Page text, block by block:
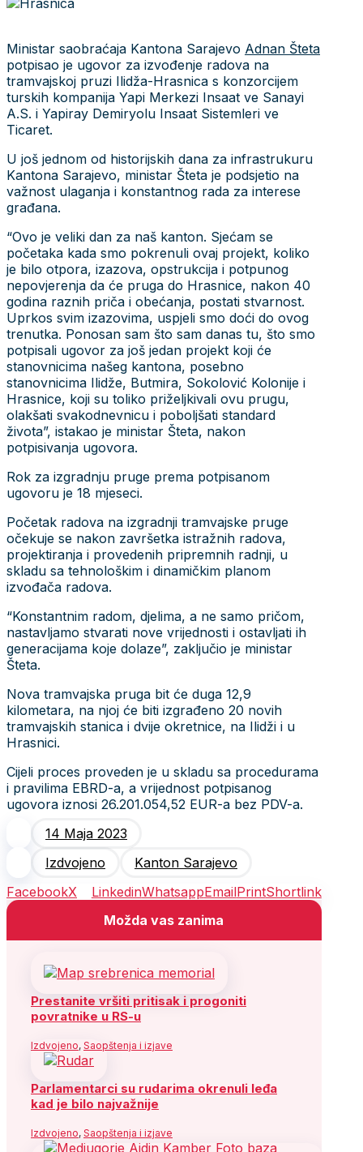
Ministar saobraćaja Kantona Sarajevo Adnan Šteta
potpisao je ugovor za izvođenje radova na
tramvajskoj pruzi Ilidža-Hrasnica s konzorcijem
turskih kompanija Yapi Merkezi Insaat ve Sanayi
A.S. i Yapiray Demiryolu Insaat Sistemleri ve
Ticaret.
U još jednom od historijskih dana za infrastrukuru
Kantona Sarajevo, ministar Šteta je podsjetio na
važnost ulaganja i konstantnog rada za interese
građana.
“Ovo je veliki dan za naš kanton. Sjećam se
početaka kada smo pokrenuli ovaj projekt, koliko
je bilo otpora, izazova, opstrukcija i potpunog
nepovjerenja da će pruga do Hrasnice, nakon 40
godina raznih priča i obećanja, postati stvarnost.
Uprkos svim izazovima, uspjeli smo doći do ovog
trenutka. Ponosan sam što sam danas tu, što smo
potpisali ugovor za još jedan projekt koji će
stanovnicima našeg kantona, posebno
stanovnicima Ilidže, Butmira, Sokolović Kolonije i
Hrasnice, koji su toliko priželjkivali ovu prugu,
olakšati svakodnevnicu i poboljšati standard
života”, istakao je ministar Šteta, nakon
potpisivanja ugovora.
Rok za izgradnju pruge prema potpisanom
ugovoru je 18 mjeseci.
Početak radova na izgradnji tramvajske pruge
očekuje se nakon završetka istražnih radova,
projektiranja i provedenih pripremnih radnji, u
skladu sa tehnološkim i dinamičkim planom
izvođača radova.
“Konstantnim radom, djelima, a ne samo pričom,
nastavljamo stvarati nove vrijednosti i ostavljati ih
generacijama koje dolaze”, zaključio je ministar
Šteta.
Nova tramvajska pruga bit će duga 12,9
kilometara, na njoj će biti izgrađeno 20 novih
tramvajskih stanica i dvije okretnice, na Ilidži i u
Hrasnici.
Cijeli proces proveden je u skladu sa procedurama
i pravilima EBRD-a, a vrijednost potpisanog
ugovora iznosi 26.201.054,52 EUR-a bez PDV-a.
14 Maja 2023
Izdvojeno
Kanton Sarajevo
FacebookX LinkedinWhatsappEmailPrintShortlink
Možda vas zanima
Prestanite vršiti pritisak i progoniti
povratnike u RS-u
Izdvojeno, Saopštenja i izjave
Parlamentarci su rudarima okrenuli leđa
kad je bilo najvažnije
Izdvojeno, Saopštenja i izjave